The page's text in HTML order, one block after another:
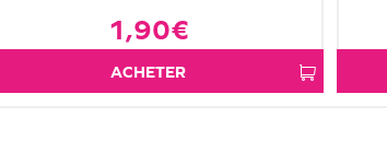
1,90€
ACHETER